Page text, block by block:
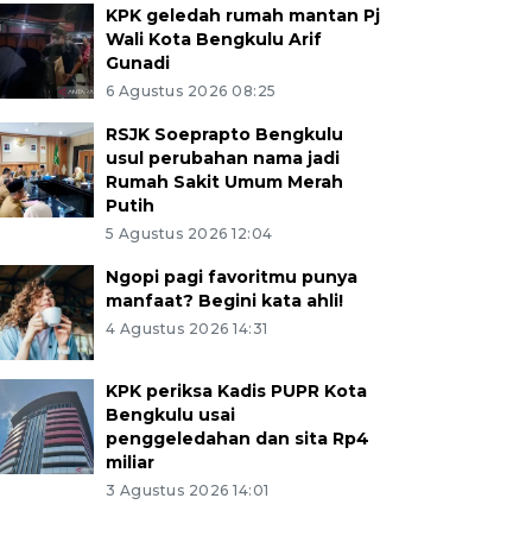
KPK geledah rumah mantan Pj
Wali Kota Bengkulu Arif
Gunadi
6 Agustus 2026 08:25
RSJK Soeprapto Bengkulu
usul perubahan nama jadi
Rumah Sakit Umum Merah
Putih
5 Agustus 2026 12:04
Ngopi pagi favoritmu punya
manfaat? Begini kata ahli!
4 Agustus 2026 14:31
KPK periksa Kadis PUPR Kota
Bengkulu usai
penggeledahan dan sita Rp4
miliar
3 Agustus 2026 14:01